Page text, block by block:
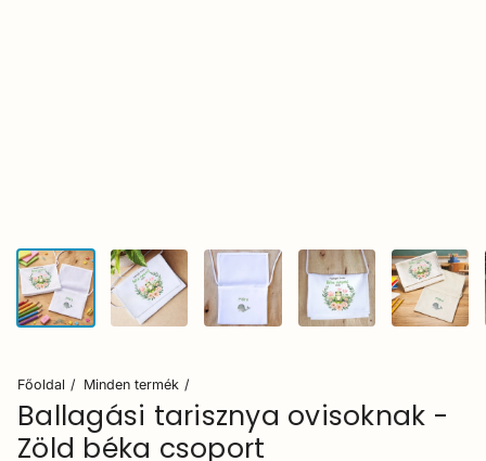
Főoldal Minden termék
Ballagási tarisznya ovisoknak -
Zöld béka csoport